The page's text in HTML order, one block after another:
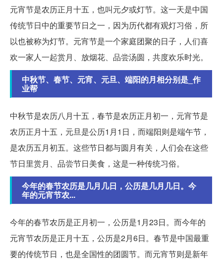
元宵节是农历正月十五，也叫元夕或灯节。这一天是中国
传统节日中的重要节日之一，因为历代都有观灯习俗，所
以也被称为灯节。元宵节是一个家庭团聚的日子，人们喜
欢一家人一起赏月、放烟花、品尝汤圆，共度欢乐时光。
中秋节、春节、元宵、元旦、端阳的月相分别是_作
业帮
中秋节是农历八月十五，春节是农历正月初一，元宵节是
农历正月十五，元旦是公历1月1日，而端阳则是端午节，
是农历五月初五。这些节日都与圆月有关，人们会在这些
节日里赏月、品尝节日美食，这是一种传统习俗。
今年的春节农历是几月几日，公历是几月几日。今
年的元宵节农...
今年的春节农历是正月初一，公历是1月23日。而今年的
元宵节农历是正月十五，公历是2月6日。春节是中国最重
要的传统节日，也是全国性的团圆节。而元宵节则是新年